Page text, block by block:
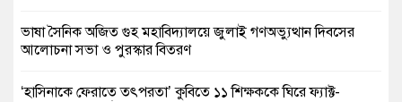
ভাষা সৈনিক অজিত গুহ মহাবিদ্যালয়ে জুলাই গণঅভ্যুত্থান দিবসের
আলোচনা সভা ও পুরস্কার বিতরণ
‘হাসিনাকে ফেরাতে তৎপরতা’ কুবিতে ১১ শিক্ষককে ঘিরে ফ্যাক্ট-